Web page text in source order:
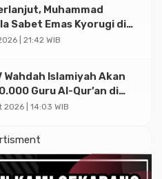
Muhammad
Sabet Emas Kyorugi di
Indonesia Open
| 21:42 WIB
Wahdah Islamiyah Akan
Guru Al-Qur’an di
| 14:03 WIB